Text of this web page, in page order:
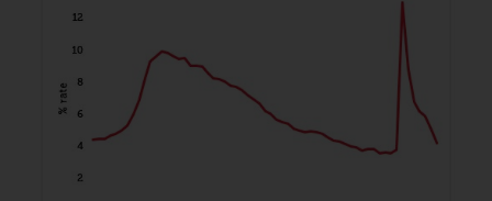
privaten oder registrierten
Fonds, die über Redwheel
angeboten werden.
Zu den Fonds im US-Bereich der